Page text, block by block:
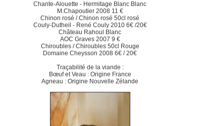
Chante-Alouette - Hermitage Blanc Blanc
M.Chapoutier 2008 11 €
Chinon rosé / Chinon rosé 50cl rosé
Couly-Dutheil - René Couly 2010 6€ /20€
Château Rahoul Blanc
AOC Graves 2007 9 €
Chiroubles / Chiroubles 50cl Rouge
Domaine Cheysson 2008 6€ / 20€
Traçabilité de la viande :
Bœuf et Veau : Origine France
Agneau : Origine Nouvelle Zélande